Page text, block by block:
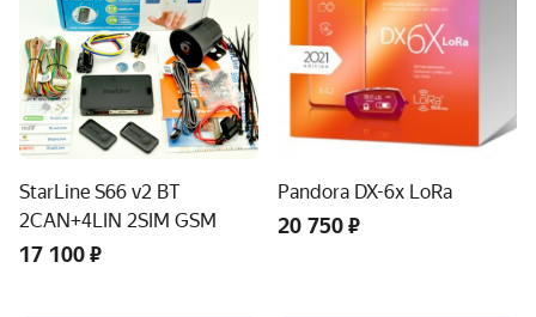
StarLine S66 v2 BT
2CAN+4LIN 2SIM GSM
17 100 ₽
Pandora DX-6x LoRa
20 750 ₽